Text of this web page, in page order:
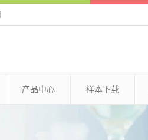
产品中心 样本下载